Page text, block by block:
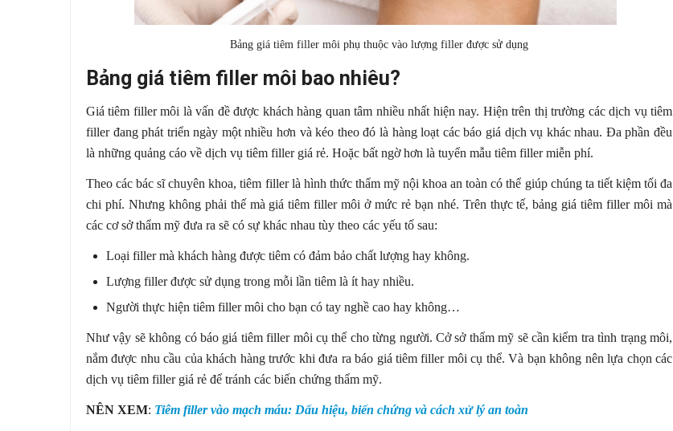
Bảng giá tiêm filler môi phụ thuộc vào lượng filler được sử dụng
Bảng giá tiêm filler môi bao nhiêu?
Giá tiêm filler môi là vấn đề được khách hàng quan tâm nhiều nhất hiện nay. Hiện trên thị trường các dịch vụ tiêm
filler đang phát triển ngày một nhiều hơn và kéo theo đó là hàng loạt các báo giá dịch vụ khác nhau. Đa phần đều
là những quảng cáo về dịch vụ tiêm filler giá rẻ. Hoặc bất ngờ hơn là tuyển mẫu tiêm filler miễn phí.
Theo các bác sĩ chuyên khoa, tiêm filler là hình thức thẩm mỹ nội khoa an toàn có thể giúp chúng ta tiết kiệm tối đa
chi phí. Nhưng không phải thế mà giá tiêm filler môi ở mức rẻ bạn nhé. Trên thực tế, bảng giá tiêm filler môi mà
các cơ sở thẩm mỹ đưa ra sẽ có sự khác nhau tùy theo các yếu tố sau:
Loại filler mà khách hàng được tiêm có đảm bảo chất lượng hay không.
Lượng filler được sử dụng trong mỗi lần tiêm là ít hay nhiều.
Người thực hiện tiêm filler môi cho bạn có tay nghề cao hay không…
Như vậy sẽ không có báo giá tiêm filler môi cụ thể cho từng người. Cở sở thẩm mỹ sẽ cần kiểm tra tình trạng môi,
nắm được nhu cầu của khách hàng trước khi đưa ra báo giá tiêm filler môi cụ thể. Và bạn không nên lựa chọn các
dịch vụ tiêm filler giá rẻ để tránh các biến chứng thẩm mỹ.
NÊN XEM: Tiêm filler vào mạch máu: Dấu hiệu, biến chứng và cách xử lý an toàn